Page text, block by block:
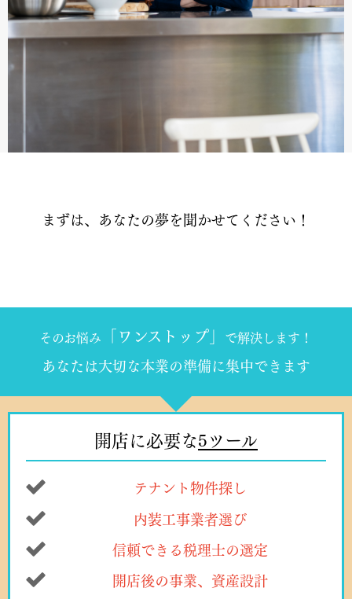
まずは、あなたの夢を聞かせてください！
そのお悩み 「ワンストップ」 で解決します！
あなたは大切な本業の準備に集中できます
開店に必要な5ツール
テナント物件探し
内装工事業者選び
信頼できる税理士の選定
開店後の事業、資産設計